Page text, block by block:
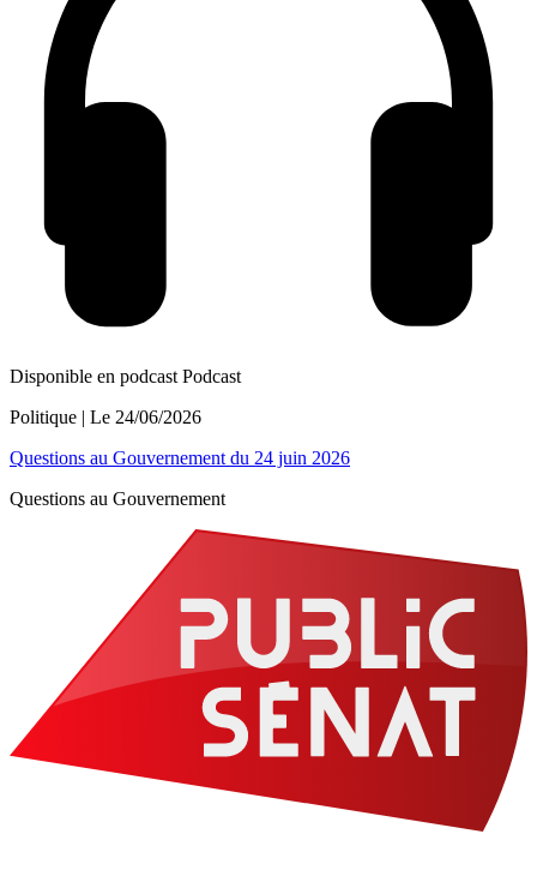
Disponible en podcast Podcast
Politique | Le 24/06/2026
Questions au Gouvernement du 24 juin 2026
Questions au Gouvernement